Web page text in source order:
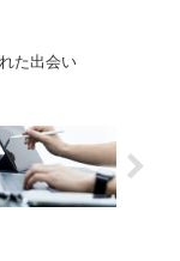
た出会い